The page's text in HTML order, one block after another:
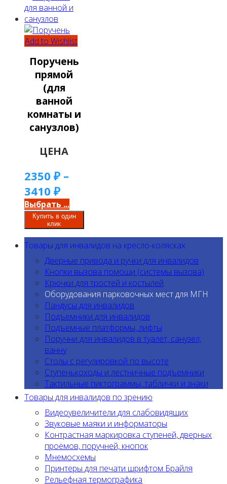
Add to Wishlist
Поручень
прямой
(для
ванной
комнаты и
санузлов)
ЦЕНА
2350 ₽ –
3410 ₽
Выбрать ...
Купить в один
клик
Товары для инвалидов на кресло-колясках
Дверные привода и ручки для инвалидов
Кнопки вызова помощи (системы вызова)
Крючки для тростей и костылей
Оборудования парковочных мест для МГН
Пандусы для инвалидов
Подъемники для инвалидов
Подъемные платформы, лифты
Поручни для инвалидов в туалет, санузел,
ванну
Столы с регулировкой по высоте
Ступенькоходы и лестничные подъемники
Тактильные пиктограммы, таблички и знаки
Товары для инвалидов по зрению
Видеоувеличители для слабовидящих
Звуковые маяки и информаторы
Контрастная маркировка ступеней, дверных
проёмов, поручней, кнопок
Мнемосхемы
Принтеры для печати шрифтом Брайля
Рельефная термографика